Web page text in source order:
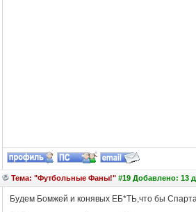
Тема: "Футбольные Фаны!"#19 Добавлено: 13
Будем Бомжей и конявых ЕБ*ТЬ,что бы